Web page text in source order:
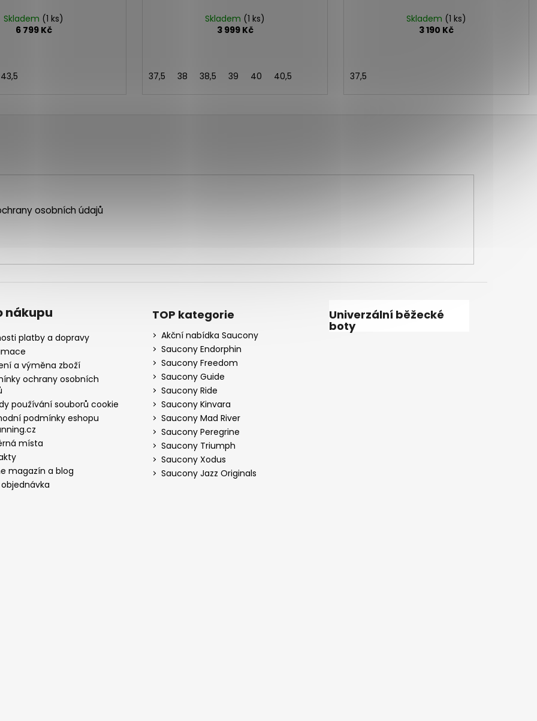
Skladem (1 ks)
6 799 Kč
43,5
Skladem (1 ks)
3 999 Kč
37,5 38 38,5 39 40 40,5
Skladem (1 ks)
3 190 Kč
37,5
osobních údajů
nákupu
platby a dopravy
a výměna zboží
ochrany osobních
používání souborů cookie
podmínky eshopu
místa
magazín a blog
TOP kategorie
Akční nabídka Saucony
Saucony Endorphin
Saucony Freedom
Saucony Guide
Saucony Ride
Saucony Kinvara
Saucony Mad River
Saucony Peregrine
Saucony Triumph
Saucony Xodus
Saucony Jazz Originals
Univerzální běžecké
boty